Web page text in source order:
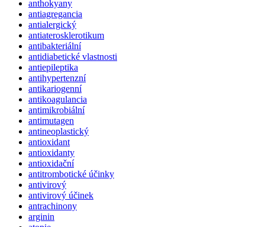
anthokyany
antiagregancia
antialergický
antiaterosklerotikum
antibakteriální
antidiabetické vlastnosti
antiepileptika
antihypertenzní
antikariogenní
antikoagulancia
antimikrobiální
antimutagen
antineoplastický
antioxidant
antioxidanty
antioxidační
antitrombotické účinky
antivirový
antivirový účinek
antrachinony
arginin